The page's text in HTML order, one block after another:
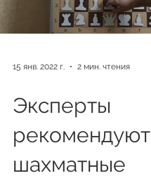
15 янв. 2022 г. 2 мин. чтения
Эксперты
рекомендуют
шахматные